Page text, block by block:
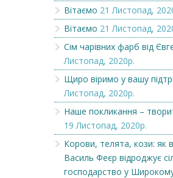
Вітаємо 21 Листопад,
Вітаємо 21 Листопад,
Сім чарівних фарб від
Листопад, 2020р.
Щиро віримо у вашу
Листопад, 2020р.
Наше покликання –
19 Листопад, 2020р.
Корови, телята, кози: як
Василь Феєр відроджує
господарство у